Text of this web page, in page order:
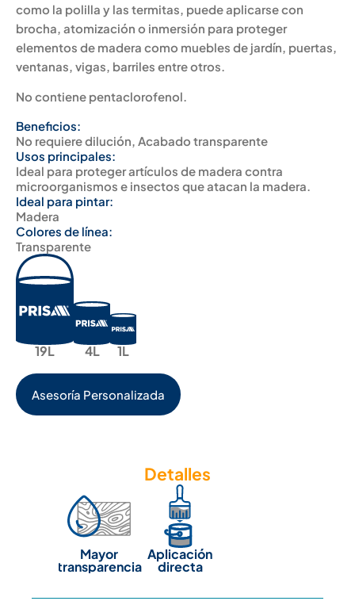
como la polilla y las termitas, puede aplicarse con
brocha, atomización o inmersión para proteger
elementos de madera como muebles de jardín, puertas,
ventanas, vigas, barriles entre otros.
No contiene pentaclorofenol.
Beneficios:
No requiere dilución, Acabado transparente
Usos principales:
Ideal para proteger artículos de madera contra
microorganismos e insectos que atacan la madera.
Ideal para pintar:
Madera
Colores de línea:
Transparente
19L 4L 1L
Asesoría Personalizada
Detalles
Mayor
transparencia
Aplicación
directa